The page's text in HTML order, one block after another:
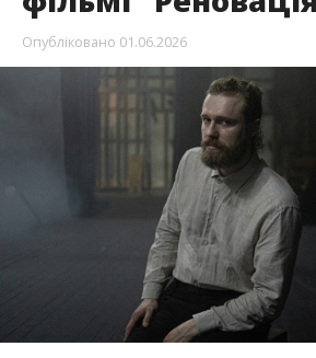
Опубліковано 01.06.2026